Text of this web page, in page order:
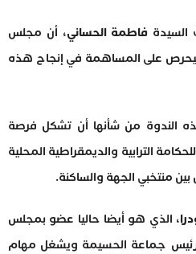
السيدة فاطمة الحساني، أن مجلس
على المساهمة في إنجاح هذه
الندوة من شأنها أن تشكل فرصة
الترابية والديمقراطية المحلية
منتخبي الجهة والساكنة.
، الذي هو أيضا حاليا عضو بمجلس
جماعة الحسيمة ويشغل مهام